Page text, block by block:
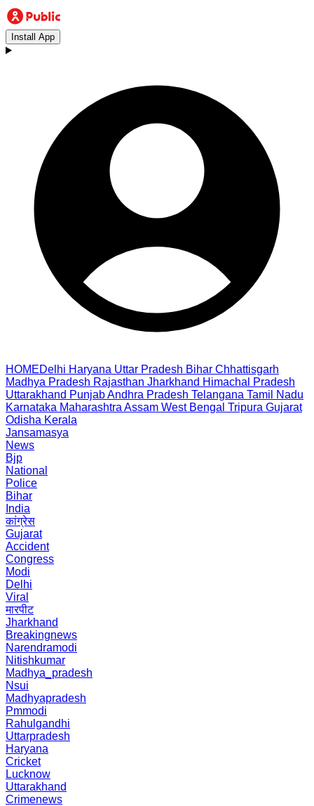
Install App
HOMEDelhi Haryana Uttar Pradesh Bihar Chhattisgarh
Madhya Pradesh Rajasthan Jharkhand Himachal Pradesh
Uttarakhand PunjabAndhra Pradesh Telangana Tamil Nadu
Karnataka Maharashtra Assam West Bengal Tripura Gujarat
Odisha Kerala
Jansamasya
News
Bjp
National
Police
Bihar
India
कांग्रेस
Gujarat
Accident
Congress
Modi
Delhi
Viral
मारपीट
Jharkhand
Breakingnews
Narendramodi
Nitishkumar
Madhya_pradesh
Nsui
Madhyapradesh
Pmmodi
Rahulgandhi
Uttarpradesh
Haryana
Cricket
Lucknow
Uttarakhand
Crimenews